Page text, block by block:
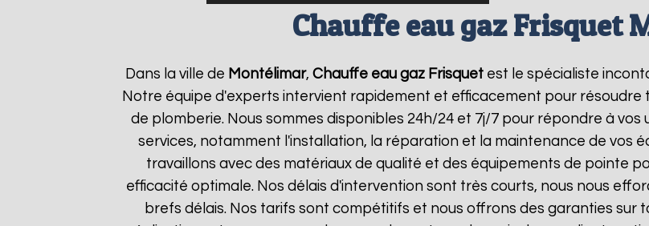
Chauffe eau gaz Frisquet
Dans la ville de Montélimar, Chauffe eau gaz Frisquet est le spécialiste
Notre équipe d'experts intervient rapidement et efficacement pour résoudre
de plomberie. Nous sommes disponibles 24h/24 et 7j/7 pour répondre à
services, notamment l'installation, la réparation et la maintenance de vos
travaillons avec des matériaux de qualité et des équipements de pointe
efficacité optimale. Nos délais d'intervention sont très courts, nous nous
brefs délais. Nos tarifs sont compétitifs et nous offrons des garanties sur